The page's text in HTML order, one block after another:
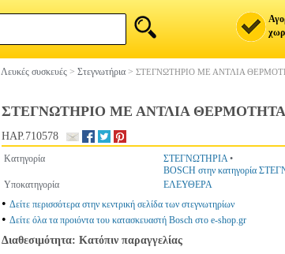
Λευκές συσκευές > Στεγνωτήρια > ΣΤΕΓΝΩΤΗΡΙΟ ΜΕ ΑΝΤΛΙΑ
ΣΤΕΓΝΩΤΗΡΙΟ ΜΕ ΑΝΤΛΙΑ ΘΕΡΜΟΤΗΤΑΣ
HAP.710578
Κατηγορία ΣΤΕΓΝΩΤΗΡΙΑ•
BOSCH στην κατηγορία
Υποκατηγορία
ΕΛΕΥΘΕΡΑ
• Δείτε περισσότερα στην κεντρική σελίδα των στεγνωτηρίων
• Δείτε όλα τα προιόντα του κατασκευαστή Bosch στο e-shop.gr
Διαθεσιμότητα: Κατόπιν παραγγελίας